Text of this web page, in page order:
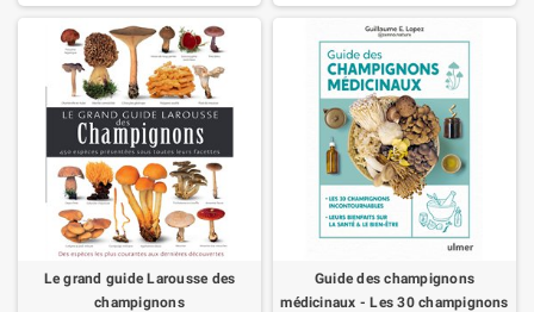
Le grand guide Larousse des
champignons
Guide des champignons
médicinaux - Les 30 champignons